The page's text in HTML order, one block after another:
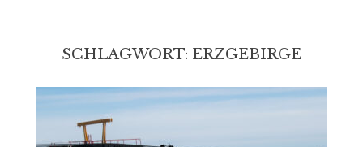
SCHLAGWORT: ERZGEBIRGE